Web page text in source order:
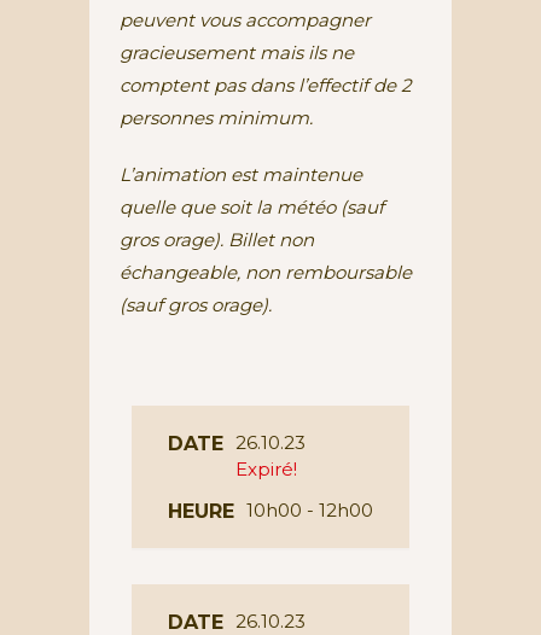
peuvent vous accompagner
gracieusement mais ils ne
comptent pas dans l’effectif de 2
personnes minimum.
L’animation est maintenue
quelle que soit la météo (sauf
gros orage). Billet non
échangeable, non remboursable
(sauf gros orage).
DATE 26.10.23
Expiré!
HEURE 10h00 - 12h00
DATE 26.10.23